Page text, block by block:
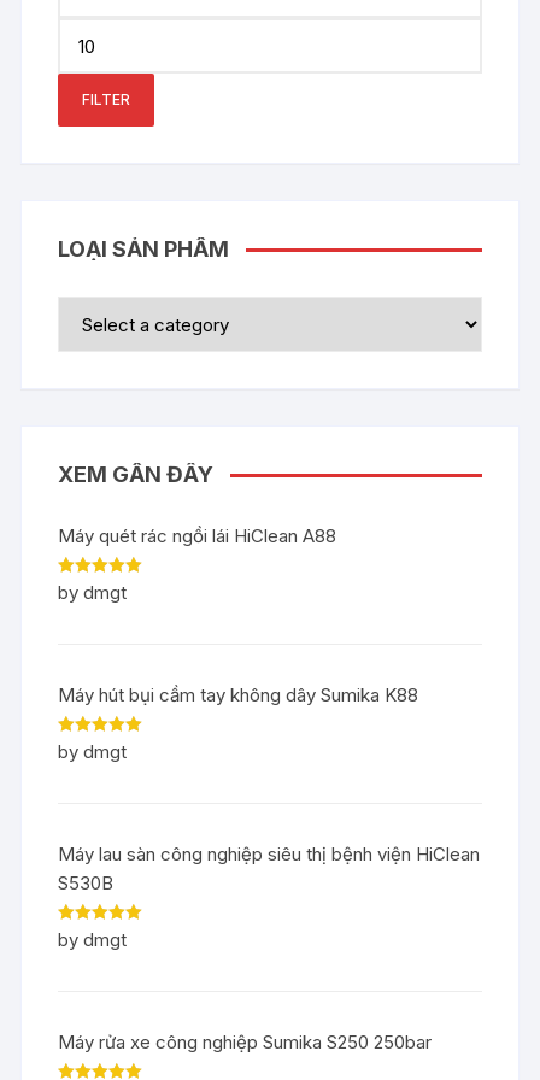
FILTER
LOẠI SẢN PHẨM
XEM GẦN ĐÂY
Máy quét rác ngồi lái HiClean A88
Rated5out
of 5
by dmgt
Máy hút bụi cầm tay không dây Sumika K88
Rated5out
of 5
by dmgt
Máy lau sàn công nghiệp siêu thị bệnh viện HiClean
S530B
Rated5out
of 5
by dmgt
Máy rửa xe công nghiệp Sumika S250 250bar